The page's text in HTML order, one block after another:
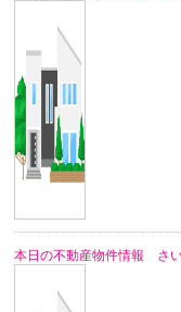
本日の不動産物件情報 さ